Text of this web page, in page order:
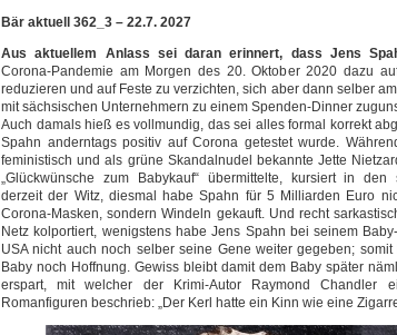
Bär aktuell 362_3 – 22.7. 2027
Aus aktuellem Anlass sei daran erinnert, dass Jens
Corona-Pandemie am Morgen des 20. Oktober 2020 dazu
reduzieren und auf Feste zu verzichten, sich aber dann selber
mit sächsischen Unternehmern zu einem Spenden-Dinner
Auch damals hieß es vollmundig, das sei alles formal korrekt
Spahn anderntags positiv auf Corona getestet wurde.
feministisch und als grüne Skandalnudel bekannte Jette
„Glückwünsche zum Babykauf“ übermittelte, kursiert in den
derzeit der Witz, diesmal habe Spahn für 5 Milliarden Euro
Corona-Masken, sondern Windeln gekauft. Und recht
Netz kolportiert, wenigstens habe Jens Spahn bei seinem
USA nicht auch noch selber seine Gene weiter gegeben;
Baby noch Hoffnung. Gewiss bleibt damit dem Baby später
erspart, mit welcher der Krimi-Autor Raymond Chandler
Romanfiguren beschrieb: „Der Kerl hatte ein Kinn wie eine